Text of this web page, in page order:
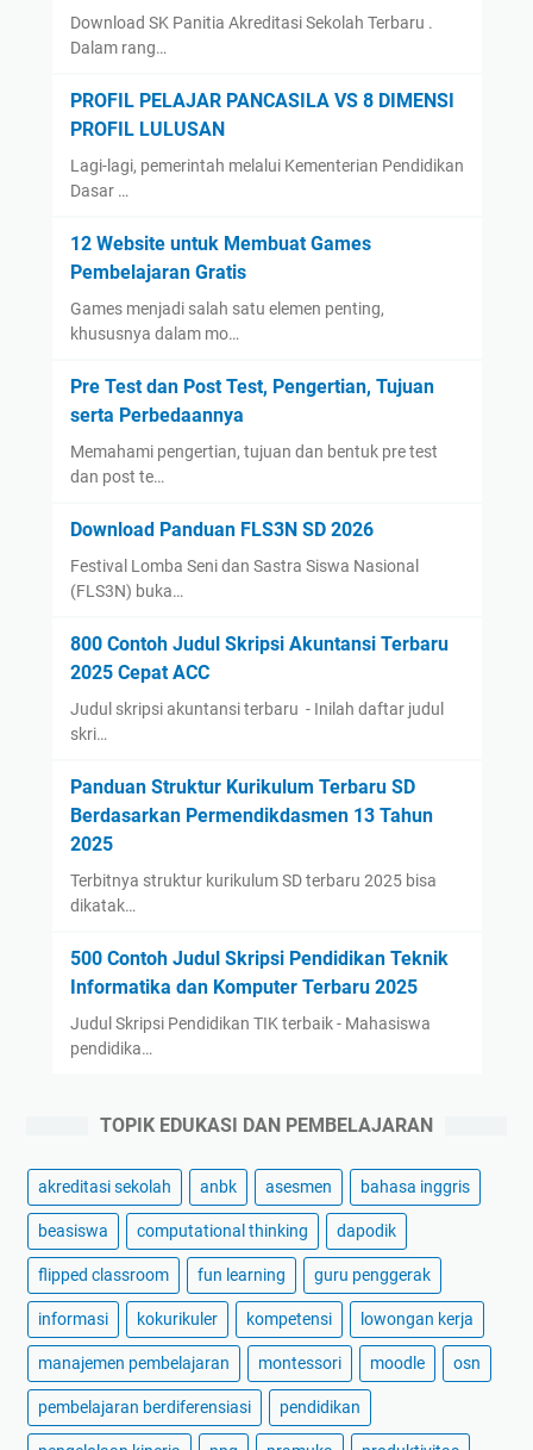
Download SK Panitia Akreditasi Sekolah Terbaru .
Dalam rang…
PROFIL PELAJAR PANCASILA VS 8 DIMENSI
PROFIL LULUSAN
Lagi-lagi, pemerintah melalui Kementerian Pendidikan
Dasar …
12 Website untuk Membuat Games
Pembelajaran Gratis
Games menjadi salah satu elemen penting,
khususnya dalam mo…
Pre Test dan Post Test, Pengertian, Tujuan
serta Perbedaannya
Memahami pengertian, tujuan dan bentuk pre test
dan post te…
Download Panduan FLS3N SD 2026
Festival Lomba Seni dan Sastra Siswa Nasional
(FLS3N) buka…
800 Contoh Judul Skripsi Akuntansi Terbaru
2025 Cepat ACC
Judul skripsi akuntansi terbaru - Inilah daftar judul
skri…
Panduan Struktur Kurikulum Terbaru SD
Berdasarkan Permendikdasmen 13 Tahun
2025
Terbitnya struktur kurikulum SD terbaru 2025 bisa
dikatak…
500 Contoh Judul Skripsi Pendidikan Teknik
Informatika dan Komputer Terbaru 2025
Judul Skripsi Pendidikan TIK terbaik - Mahasiswa
pendidika…
TOPIK EDUKASI DAN PEMBELAJARAN
akreditasi sekolah anbk asesmen bahasa inggris
beasiswa computational thinking dapodik
flipped classroom fun learning guru penggerak
informasi kokurikuler kompetensi lowongan kerja
manajemen pembelajaran montessori moodle osn
pembelajaran berdiferensiasi pendidikan